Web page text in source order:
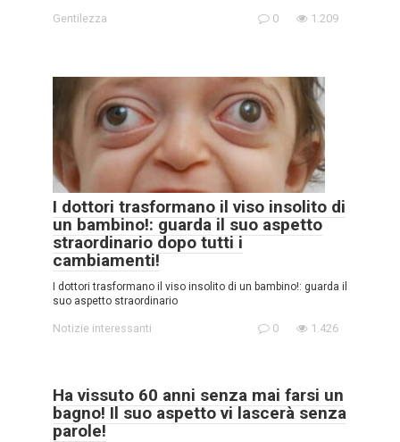
Gentilezza 0 1.209
I dottori trasformano il viso insolito di
un bambino!: guarda il suo aspetto
straordinario dopo tutti i
cambiamenti!
I dottori trasformano il viso insolito di un bambino!: guarda il
suo aspetto straordinario
Notizie interessanti 0 1.426
Ha vissuto 60 anni senza mai farsi un
bagno! Il suo aspetto vi lascerà senza
parole!